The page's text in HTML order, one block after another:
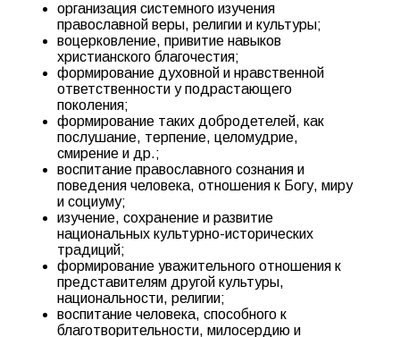
организация системного изучения
православной веры, религии и культуры;
воцерковление, привитие навыков
христианского благочестия;
формирование духовной и нравственной
ответственности у подрастающего
поколения;
формирование таких добродетелей, как
послушание, терпение, целомудрие,
смирение и др.;
воспитание православного сознания и
поведения человека, отношения к Богу, миру
и социуму;
изучение, сохранение и развитие
национальных культурно-исторических
традиций;
формирование уважительного отношения к
представителям другой культуры,
национальности, религии;
воспитание человека, способного к
благотворительности, милосердию и